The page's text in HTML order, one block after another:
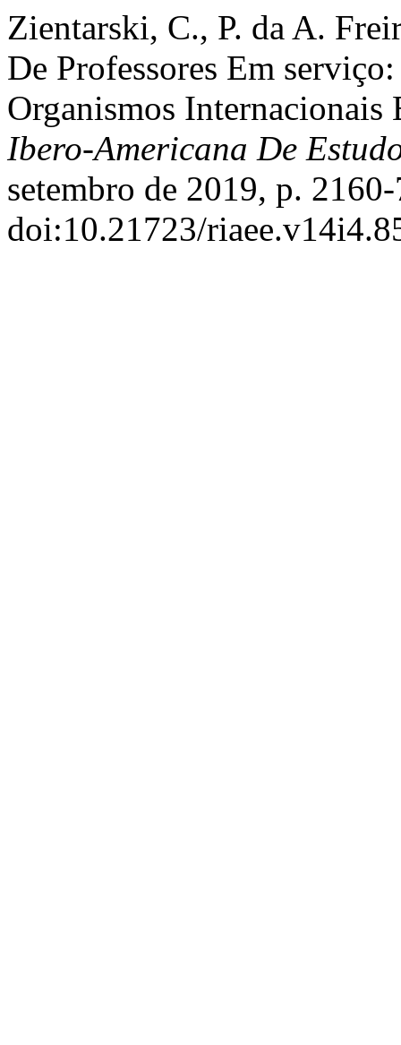
Zientarski, C., P. da A.
De Professores Em
Organismos
Ibero-Americana De
setembro de 2019, p.
doi:10.21723/